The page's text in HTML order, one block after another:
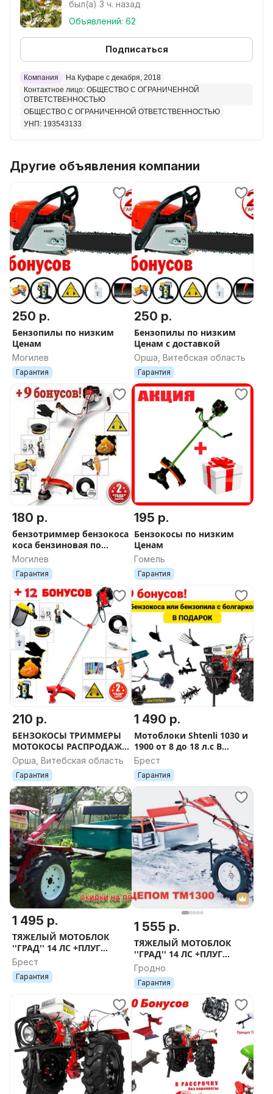
запасная свеча
набор ключей + напильник
беруши и перчатки
Необходимая мощность:
3100
3500
4000
4500
Беруши
Масло
Смазка
Набор ключей
Напильник
Перчатки
был(а) 3 ч. назад
Объявлений: 62
Подписаться
Компания
На Куфаре с декабря, 2018
Контактное лицо: ОБЩЕСТВО С ОГРАНИЧЕННОЙ
ОТВЕТСТВЕННОСТЬЮ
ОБЩЕСТВО С ОГРАНИЧЕННОЙ ОТВЕТСТВЕННОСТЬЮ
УНП: 193543133
Другие объявления компании
250 р.
Бензопилы по низким
Ценам
Могилев
Гарантия
250 р.
Бензопилы по низким
Ценам с доставкой
Орша, Витебская область
Гарантия
180 р.
бензотриммер бензокоса
коса бензиновая по
низким Ценам
Могилев
Гарантия
195 р.
Бензокосы по низким
Ценам
Гомель
Гарантия
210 р.
БЕНЗОКОСЫ ТРИММЕРЫ
МОТОКОСЫ РАСПРОДАЖА
РАССРОЧКА + ПОДАРКИ
БЕСПЛАТНАЯ ДОСТАВКА
Орша, Витебская область
Гарантия
1 490 р.
Мотоблоки Shtenli 1030 и
1900 от 8 до 18 л.с В
ПОДАРОК БЕНЗОПИЛА
или БЕНЗОКОСА
Брест
Гарантия
1 495 р.
ТЯЖЕЛЫЙ МОТОБЛОК
''ГРАД'' 14 ЛС +ПЛУГ
ПОЧВОФРЕЗА СЦЕПКА
КУЛЬТИВАТОР КРЕДИТ
РАССРОЧКА ДОСТАВКА ПО
Брест
Гарантия
1 555 р.
ТЯЖЕЛЫЙ МОТОБЛОК
''ГРАД'' 14 ЛС +ПЛУГ
ПОЧВОФРЕЗА СЦЕПКА
КУЛЬТИВАТОР КРЕДИТ
РАССРОЧКА ДОСТАВКА ПО
РБ
Гродно
Гарантия